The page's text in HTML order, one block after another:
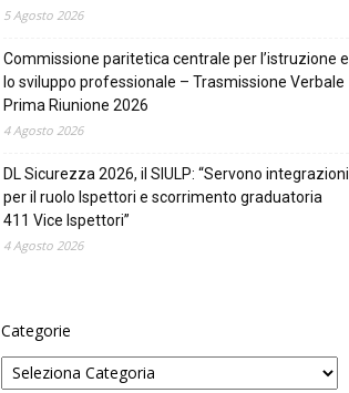
5 Agosto 2026
Commissione paritetica centrale per l’istruzione e
lo sviluppo professionale – Trasmissione Verbale
Prima Riunione 2026
4 Agosto 2026
DL Sicurezza 2026, il SIULP: “Servono integrazioni
per il ruolo Ispettori e scorrimento graduatoria
411 Vice Ispettori”
4 Agosto 2026
Categorie